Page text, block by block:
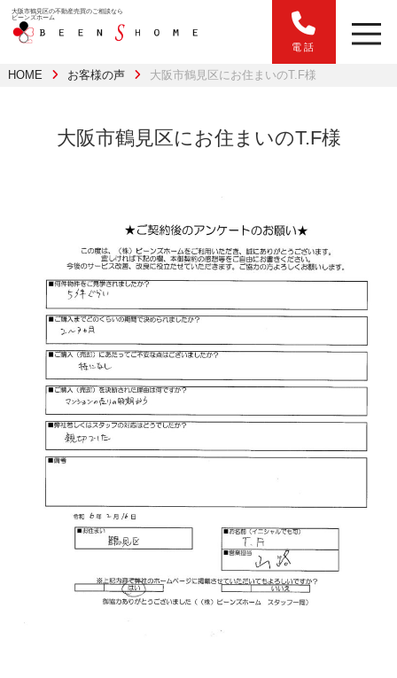
大阪市鶴見区の不動産売買のご相談なら
ビーンズホーム
電話
HOME お客様の声 大阪市鶴見区にお住まいのT.F様
大阪市鶴見区にお住まいのT.F様